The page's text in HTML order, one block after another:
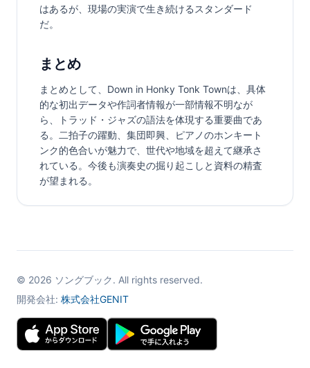
はあるが、現場の実演で生き続けるスタンダード
だ。
まとめ
まとめとして、Down in Honky Tonk Townは、具体
的な初出データや作詞者情報が一部情報不明なが
ら、トラッド・ジャズの語法を体現する重要曲であ
る。二拍子の躍動、集団即興、ピアノのホンキート
ンク的色合いが魅力で、世代や地域を超えて継承さ
れている。今後も演奏史の掘り起こしと資料の精査
が望まれる。
© 2026 ソングブック. All rights reserved.
開発会社: 株式会社GENIT